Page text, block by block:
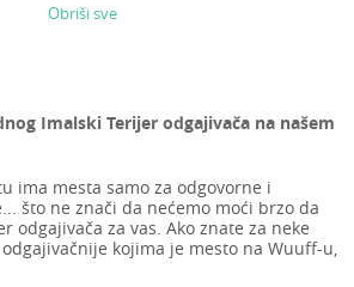
Obriši sve
Imalski Terijer odgajivača na našem
ima mesta samo za odgovorne i
što ne znači da nećemo moći brzo da
odgajivača za vas. Ako znate za neke
kojima je mesto na Wuuff-u,